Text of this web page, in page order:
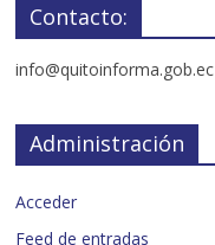
Contacto:
info@quitoinforma.gob.ec
Administración
Acceder
Feed de entradas